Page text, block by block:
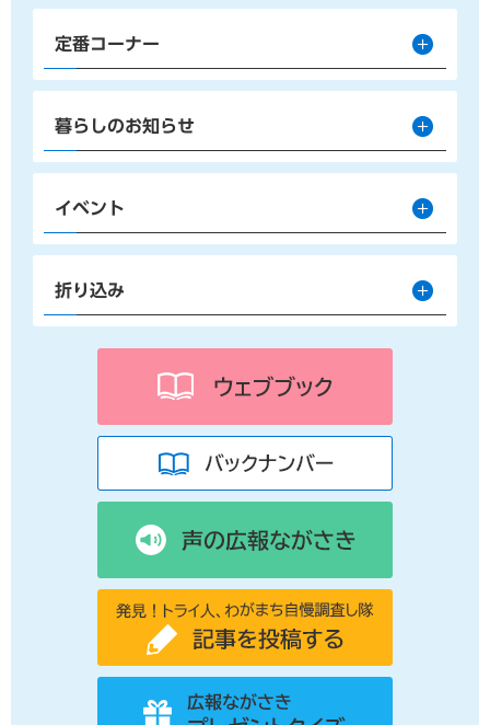
定番コーナー
暮らしのお知らせ
イベント
折り込み